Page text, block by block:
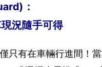
：
況隨手可得
只有在車輛行進間！